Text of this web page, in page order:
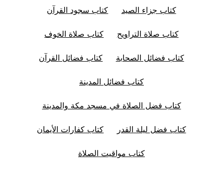
كتاب جزاء الصيد كتاب سجود القرآن
كتاب صلاة التراويح كتاب صلاة الخوف
كتاب فضائل الصحابة كتاب فضائل القرآن
كتاب فضائل المدينة
كتاب فضل الصلاة في مسجد مكة والمدينة
كتاب فضل ليلة القدر كتاب كفارات الأيمان
كتاب مواقيت الصلاة